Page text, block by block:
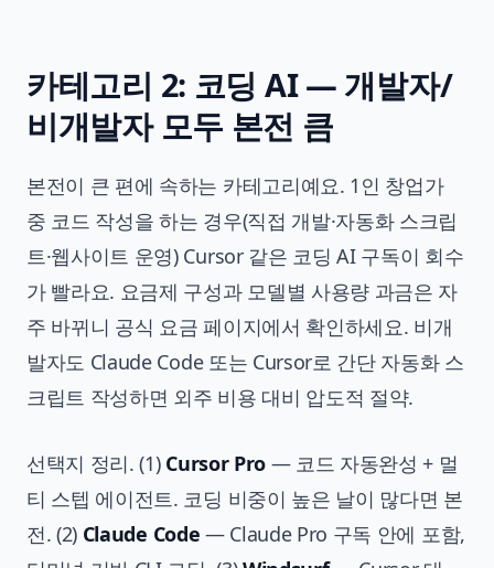
카테고리 2: 코딩 AI — 개발자/
비개발자 모두 본전 큼
본전이 큰 편에 속하는 카테고리예요. 1인 창업가
중 코드 작성을 하는 경우(직접 개발·자동화 스크립
트·웹사이트 운영) Cursor 같은 코딩 AI 구독이 회수
가 빨라요. 요금제 구성과 모델별 사용량 과금은 자
주 바뀌니 공식 요금 페이지에서 확인하세요. 비개
발자도 Claude Code 또는 Cursor로 간단 자동화 스
크립트 작성하면 외주 비용 대비 압도적 절약.
선택지 정리. (1) Cursor Pro— 코드 자동완성 + 멀
티 스텝 에이전트. 코딩 비중이 높은 날이 많다면 본
전. (2) Claude Code — Claude Pro 구독 안에 포함,